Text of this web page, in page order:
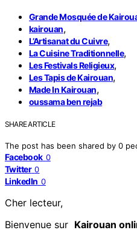
Grande Mosquée de
kairouan,
L’Artisanat du Cuivre,
La Cuisine Traditionnelle,
Les Festivals Religieux,
Les Tapis de Kairouan,
Made In Kairouan,
oussama ben rejab
SHARE ARTICLE
The post has been shared by 0
Facebook 0
Twitter 0
LinkedIn 0
Cher lecteur,
Bienvenue sur Kairouan